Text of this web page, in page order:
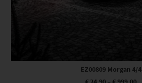
EZ00809 Morgan 4/4